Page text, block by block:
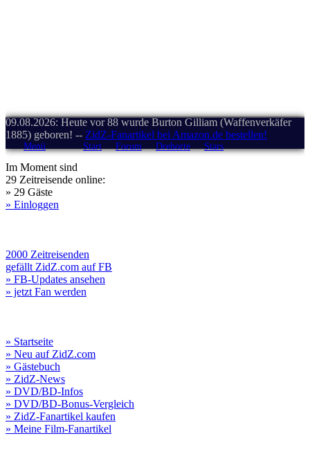
09.08.2026: Heute vor 88 wurde Burton Gilliam (Waffenverkäfer
1885) geboren! -- ZidZ-Fanartikel bei Amazon.de bestellen!
Menü Start Forum Drehorte Stars
Im Moment sind
29 Zeitreisende online:
» 29 Gäste
» Einloggen
2000 Zeitreisenden
gefällt ZidZ.com auf FB
» FB-Updates ansehen
» jetzt Fan werden
» Startseite
» Neu auf ZidZ.com
» Gästebuch
» ZidZ-News
» DVD/BD-Infos
» DVD/BD-Bonus-Vergleich
» ZidZ-Fanartikel kaufen
» Meine Film-Fanartikel